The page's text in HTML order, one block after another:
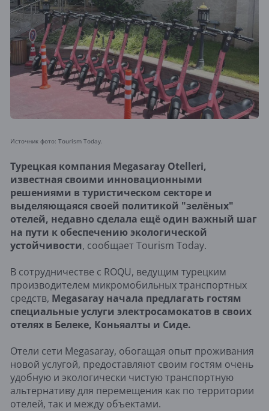
Источник фото: Tourism Today.
Турецкая компания Megasaray Otelleri,
известная своими инновационными
решениями в туристическом секторе и
выделяющаяся своей политикой "зелёных"
отелей, недавно сделала ещё один важный шаг
на пути к обеспечению экологической
устойчивости, сообщает Tourism Today.
В сотрудничестве с ROQU, ведущим турецким
производителем микромобильных транспортных
средств, Megasaray начала предлагать гостям
специальные услуги электросамокатов в своих
отелях в Белеке, Коньяалты и Сиде.
Отели сети Megasaray, обогащая опыт проживания
новой услугой, предоставляют своим гостям очень
удобную и экологически чистую транспортную
альтернативу для перемещения как по территории
отелей, так и между объектами.